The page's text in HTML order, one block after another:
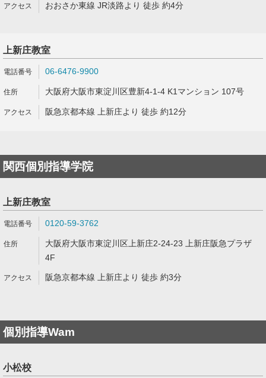
おおさか東線 JR淡路より 徒歩 約4分
上新庄教室
06-6476-9900
大阪府大阪市東淀川区豊新4-1-4 K1マンション 107号
阪急京都本線 上新庄より 徒歩 約12分
関西個別指導学院
上新庄教室
0120-59-3762
大阪府大阪市東淀川区上新庄2-24-23 上新庄阪急プラザ
4F
阪急京都本線 上新庄より 徒歩 約3分
個別指導Wam
小松校